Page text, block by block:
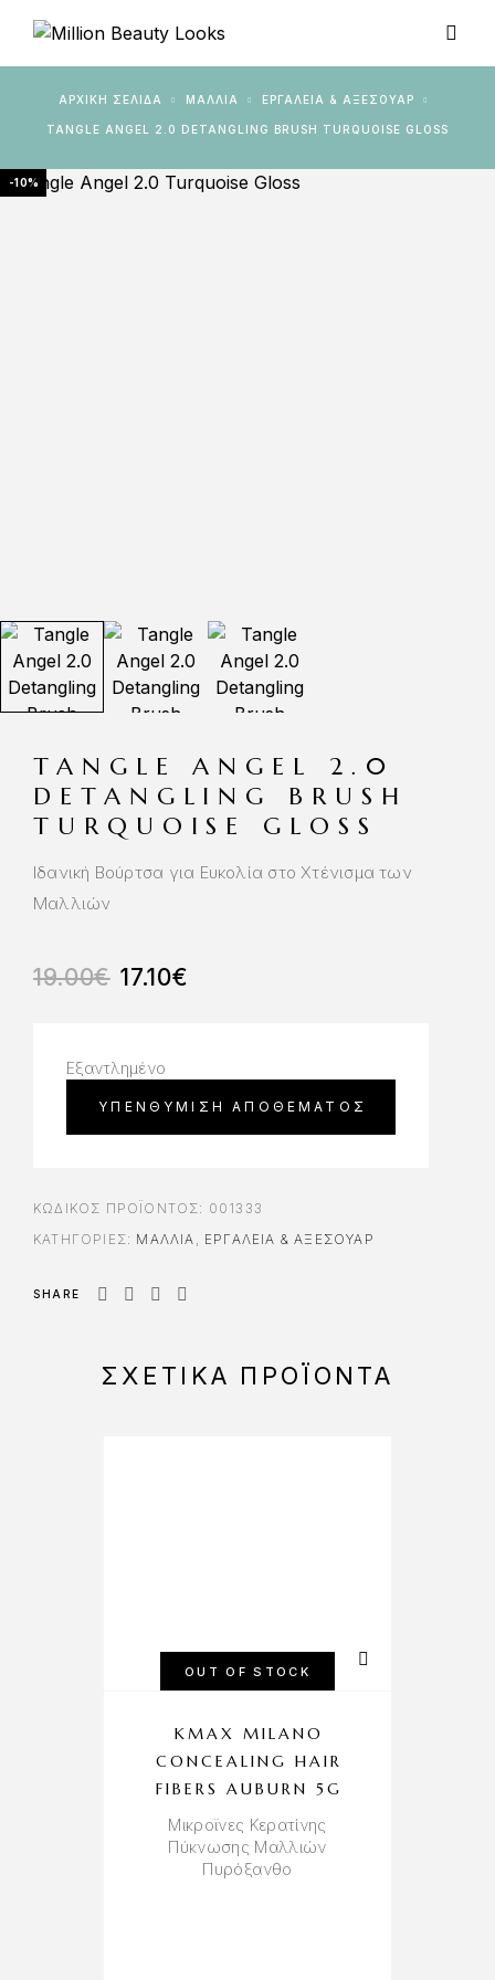
ΑΡΧΙΚΉ ΣΕΛΊΔΑ ΜΑΛΛΙΑ ΕΡΓΑΛΕΊΑ & AΞΕΣΟΥΆΡ
TANGLE ANGEL 2.0 DETANGLING BRUSH TURQUOISE GLOSS
-10%
TANGLE ANGEL 2.0
DETANGLING BRUSH
TURQUOISE GLOSS
Ιδανική Βούρτσα για Ευκολία στο Χτένισμα των
Μαλλιών
19.00€ 17.10€
Εξαντλημένο
ΚΩΔΙΚΌΣ ΠΡΟΪΌΝΤΟΣ: 001333
ΚΑΤΗΓΟΡΊΕΣ: ΜΑΛΛΙΑ ΕΡΓΑΛΕΊΑ & AΞΕΣΟΥΆΡ
SHARE
ΣΧΕΤΙΚΆ ΠΡΟΪΌΝΤΑ
OUT OF STOCK
KMAX MILANO
CONCEALING HAIR
FIBERS AUBURN 5G
Μικροϊνες Κερατίνης
Πύκνωσης Μαλλιών
Πυρόξανθο